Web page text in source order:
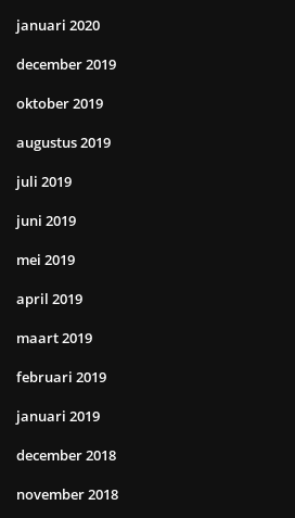
januari 2020
december 2019
oktober 2019
augustus 2019
juli 2019
juni 2019
mei 2019
april 2019
maart 2019
februari 2019
januari 2019
december 2018
november 2018